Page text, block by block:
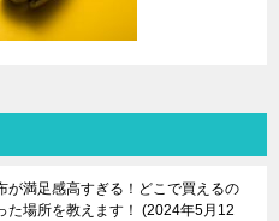
が満足感高すぎる！どこで買えるの
た場所を教えます！
2024年5月12